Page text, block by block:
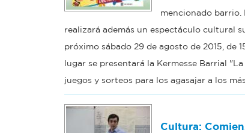
mencionado barrio.
realizará además un espectáculo cultural
próximo sábado 29 de agosto de 2015, de
lugar se presentará la Kermesse Barrial
juegos y sorteos para los agasajar a los
Cultura: